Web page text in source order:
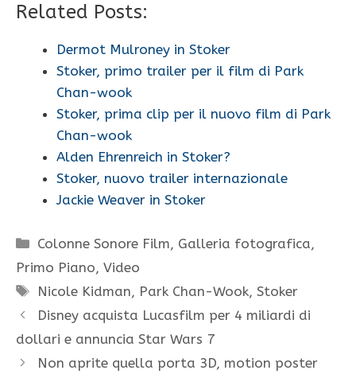
Related Posts:
Dermot Mulroney in Stoker
Stoker, primo trailer per il film di Park
Chan-wook
Stoker, prima clip per il nuovo film di Park
Chan-wook
Alden Ehrenreich in Stoker?
Stoker, nuovo trailer internazionale
Jackie Weaver in Stoker
Categorie
Colonne Sonore Film, Galleria fotografica,
Primo Piano, Video
Tag
Nicole Kidman, Park Chan-Wook,Stoker
Disney acquista Lucasfilm per 4 miliardi di
dollari e annuncia Star Wars 7
Non aprite quella porta 3D, motion poster